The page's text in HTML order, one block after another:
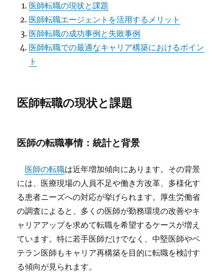
医師転職の現状と課題
医師転職エージェントを活用するメリット
医師転職の成功事例と失敗事例
医師転職での最適なキャリア構築におけるポイン
ト
医師転職の現状と課題
医師の転職事情：統計と背景
医師の転職は近年増加傾向にあります。その背景
には、医療現場の人員不足や働き方改革、多様化す
る患者ニーズへの対応が挙げられます。厚生労働省
の調査によると、多くの医師が勤務環境の改善やキ
ャリアアップを求めて転職を希望するケースが増え
ています。特に若手医師だけでなく、中堅医師やベ
テラン医師もキャリア再構築を目的に転職を検討す
る傾向が見られます。